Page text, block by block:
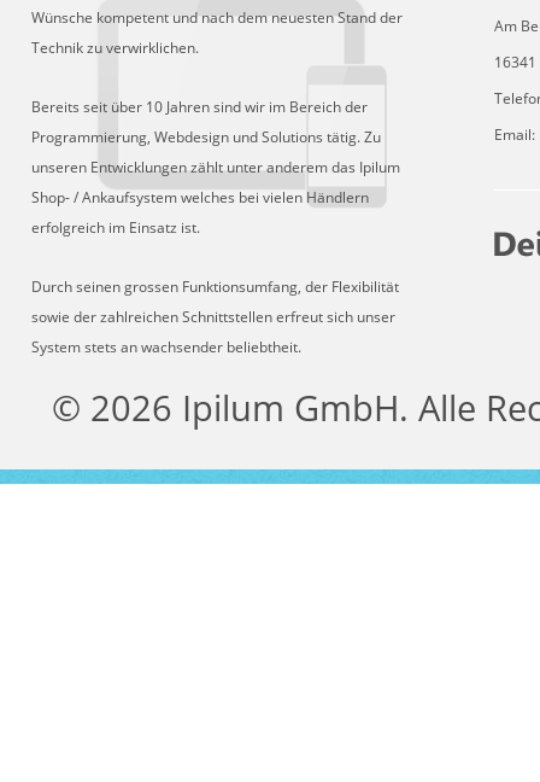
Wünsche kompetent und nach dem neuesten Stand der
Technik zu verwirklichen.
Bereits seit über 10 Jahren sind wir im Bereich der
Programmierung, Webdesign und Solutions tätig. Zu
unseren Entwicklungen zählt unter anderem das Ipilum
Shop- / Ankaufsystem welches bei vielen Händlern
erfolgreich im Einsatz ist.
Durch seinen grossen Funktionsumfang, der Flexibilität
sowie der zahlreichen Schnittstellen erfreut sich unser
System stets an wachsender beliebtheit.
Am
© 2026 Ipilum GmbH. Alle